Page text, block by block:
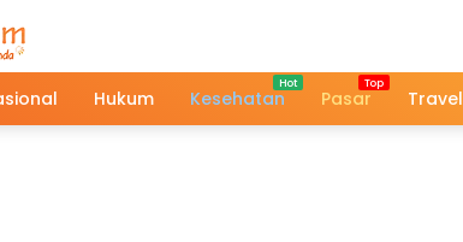
Hukum Kesehatan Pasar Travel